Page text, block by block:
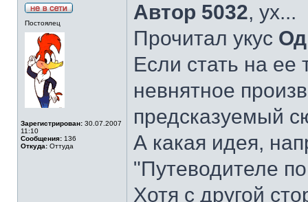
Постоялец
Зарегистрирован: 30.07.2007
11:10
Сообщения: 136
Откуда: Оттуда
Автор 5032, ух...
Прочитал укус
Если стать на ее
невнятное
предсказуемый
А какая идея,
"Путеводителе
Хотя с другой